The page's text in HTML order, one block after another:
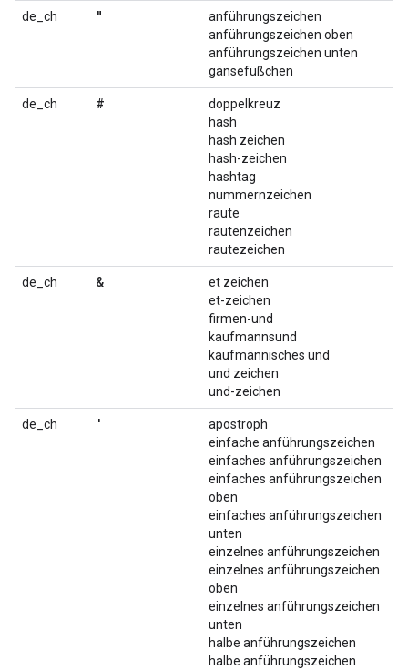
de_ch "
anführungszeichen
anführungszeichen oben
anführungszeichen unten
gänsefüßchen
de_ch #
doppelkreuz
hash
hash zeichen
hash-zeichen
hashtag
nummernzeichen
raute
rautenzeichen
rautezeichen
de_ch &
et zeichen
et-zeichen
firmen-und
kaufmannsund
kaufmännisches und
und zeichen
und-zeichen
de_ch '
apostroph
einfache anführungszeichen
einfaches anführungszeichen
einfaches anführungszeichen
oben
einfaches anführungszeichen
unten
einzelnes anführungszeichen
einzelnes anführungszeichen
oben
einzelnes anführungszeichen
unten
halbe anführungszeichen
halbe anführungszeichen